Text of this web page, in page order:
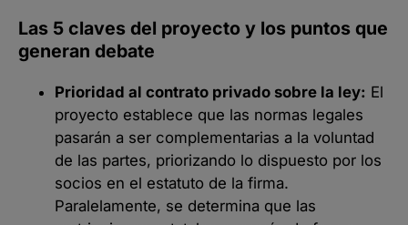
Las 5 claves del proyecto y los puntos que
generan debate
Prioridad al contrato privado sobre la ley: El
proyecto establece que las normas legales
pasarán a ser complementarias a la voluntad
de las partes, priorizando lo dispuesto por los
socios en el estatuto de la firma.
Paralelamente, se determina que las